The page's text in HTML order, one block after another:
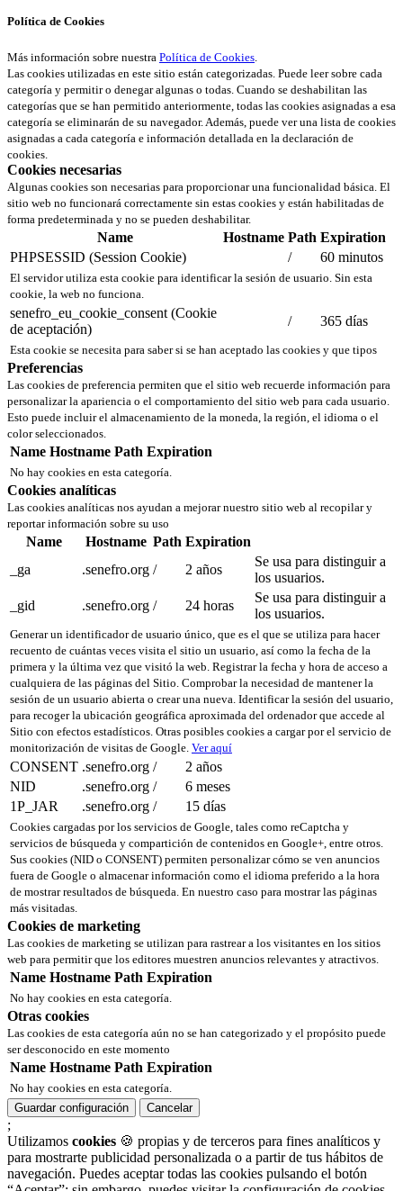
Política de Cookies
Más información sobre nuestra Política de Cookies.
Las cookies utilizadas en este sitio están categorizadas. Puede leer sobre cada
categoría y permitir o denegar algunas o todas. Cuando se deshabilitan las
categorías que se han permitido anteriormente, todas las cookies asignadas a esa
categoría se eliminarán de su navegador. Además, puede ver una lista de cookies
asignadas a cada categoría e información detallada en la declaración de
cookies.
Cookies necesarias
Algunas cookies son necesarias para proporcionar una funcionalidad básica. El
sitio web no funcionará correctamente sin estas cookies y están habilitadas de
forma predeterminada y no se pueden deshabilitar.
Name Hostname Path Expiration
PHPSESSID (Session Cookie)
/ 60 minutos
El servidor utiliza esta cookie para identificar la sesión de usuario. Sin esta
cookie, la web no funciona.
senefro_eu_cookie_consent (Cookie
de aceptación)
/ 365 días
Esta cookie se necesita para saber si se han aceptado las cookies y que tipos
Preferencias
Las cookies de preferencia permiten que el sitio web recuerde información para
personalizar la apariencia o el comportamiento del sitio web para cada usuario.
Esto puede incluir el almacenamiento de la moneda, la región, el idioma o el
color seleccionados.
Name Hostname Path Expiration
No hay cookies en esta categoría.
Cookies analíticas
Las cookies analíticas nos ayudan a mejorar nuestro sitio web al recopilar y
reportar información sobre su uso
Name Hostname Path Expiration
_ga
.senefro.org / 2 años
Se usa para distinguir a
los usuarios.
_gid
.senefro.org / 24 horas
Se usa para distinguir a
los usuarios.
Generar un identificador de usuario único, que es el que se utiliza para hacer
recuento de cuántas veces visita el sitio un usuario, así como la fecha de la
primera y la última vez que visitó la web. Registrar la fecha y hora de acceso a
cualquiera de las páginas del Sitio. Comprobar la necesidad de mantener la
sesión de un usuario abierta o crear una nueva. Identificar la sesión del usuario,
para recoger la ubicación geográfica aproximada del ordenador que accede al
Sitio con efectos estadísticos. Otras posibles cookies a cargar por el servicio de
monitorización de visitas de Google. Ver aquí
CONSENT .senefro.org /
2 años
NID
.senefro.org /
6 meses
1P_JAR
.senefro.org / 15 días
Cookies cargadas por los servicios de Google, tales como reCaptcha y
servicios de búsqueda y compartición de contenidos en Google+, entre otros.
Sus cookies (NID o CONSENT) permiten personalizar cómo se ven anuncios
fuera de Google o almacenar información como el idioma preferido a la hora
de mostrar resultados de búsqueda. En nuestro caso para mostrar las páginas
más visitadas.
Cookies de marketing
Las cookies de marketing se utilizan para rastrear a los visitantes en los sitios
web para permitir que los editores muestren anuncios relevantes y atractivos.
Name Hostname Path Expiration
No hay cookies en esta categoría.
Otras cookies
Las cookies de esta categoría aún no se han categorizado y el propósito puede
ser desconocido en este momento
Name Hostname Path Expiration
No hay cookies en esta categoría.
Guardar configuración
Cancelar
;
Utilizamos cookies 🍪 propias y de terceros para fines analíticos y
para mostrarte publicidad personalizada o a partir de tus hábitos de
navegación. Puedes aceptar todas las cookies pulsando el botón